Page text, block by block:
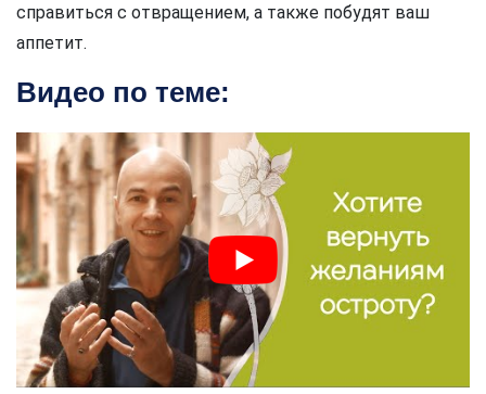
справиться с отвращением, а также побудят ваш
аппетит.
Видео по теме: